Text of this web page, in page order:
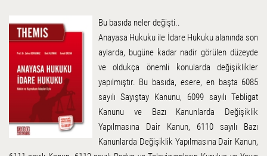
Bu basıda neler değişti..
Anayasa Hukuku ile İdare Hukuku alanında son
aylarda, bugüne kadar nadir görülen düzeyde
ve oldukça önemli konularda değişiklikler
yapılmıştır. Bu basıda, esere, en başta 6085
sayılı Sayıştay Kanunu, 6099 sayılı Tebligat
Kanunu ve Bazı Kanunlarda Değişiklik
Yapılmasına Dair Kanun, 6110 sayılı Bazı
Kanunlarda Değişiklik Yapılmasına Dair Kanun,